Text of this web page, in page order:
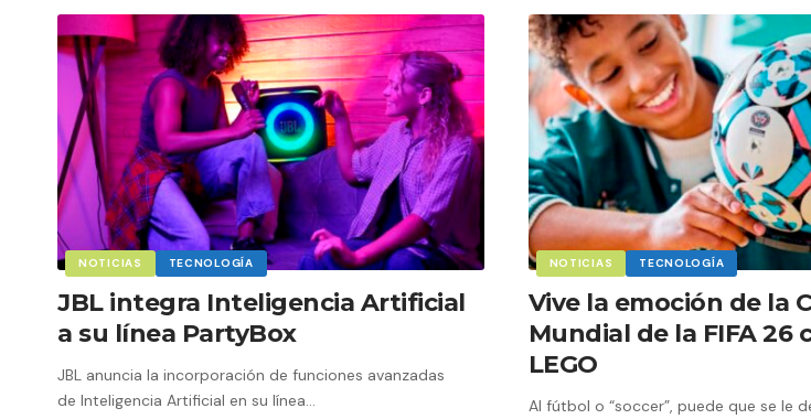
NOTICIAS TECNOLOGÍA
JBL integra Inteligencia Artificial
a su línea PartyBox
JBL anuncia la incorporación de funciones avanzadas
de Inteligencia Artificial en su línea…
NOTICIAS TECNOLOGÍA
Vive la emoción de la
Mundial de la FIFA 26
LEGO
Al fútbol o “soccer”, puede que se le